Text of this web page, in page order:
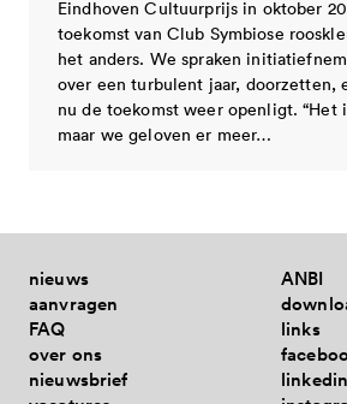
Eindhoven Cultuurprijs in oktober
toekomst van Club Symbiose
het anders. We spraken
over een turbulent jaar, doorzetten,
nu de toekomst weer openligt. “Het
maar we geloven er meer…
nieuws
aanvragen
FAQ
over ons
nieuwsbrief
ANBI
links
linkedin